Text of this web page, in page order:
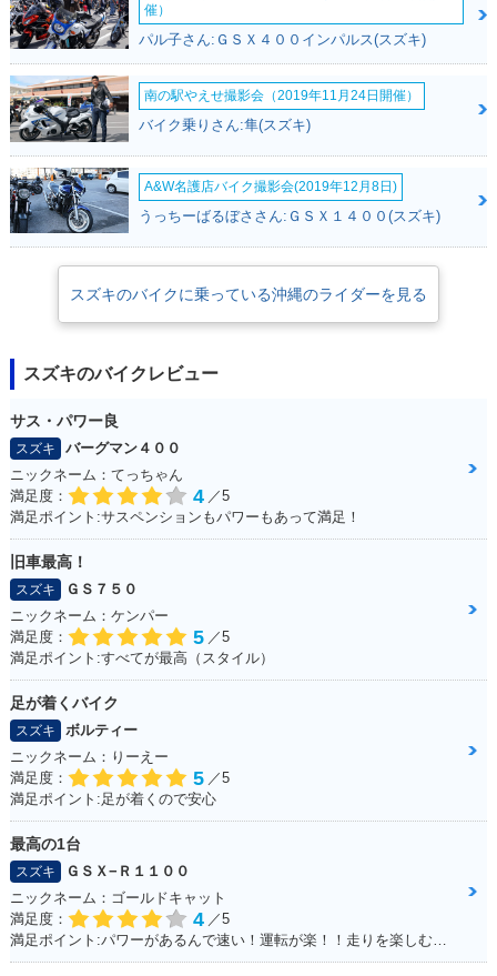
催）
パル子さん:ＧＳＸ４００インパルス(スズキ)
南の駅やえせ撮影会（2019年11月24日開催）
バイク乗りさん:隼(スズキ)
A&W名護店バイク撮影会(2019年12月8日)
うっちーばるぼささん:ＧＳＸ１４００(スズキ)
スズキのバイクに乗っている沖縄のライダーを見る
スズキのバイクレビュー
サス・パワー良
スズキ
バーグマン４００
ニックネーム：てっちゃん
満足度：
4 ／5
満足ポイント:サスペンションもパワーもあって満足！
旧車最高！
スズキ
ＧＳ７５０
ニックネーム：ケンパー
満足度：
5 ／5
満足ポイント:すべてが最高（スタイル）
足が着くバイク
スズキ
ボルティー
ニックネーム：りーえー
満足度：
5 ／5
満足ポイント:足が着くので安心
最高の1台
スズキ
ＧＳＸ−Ｒ１１００
ニックネーム：ゴールドキャット
満足度：
4 ／5